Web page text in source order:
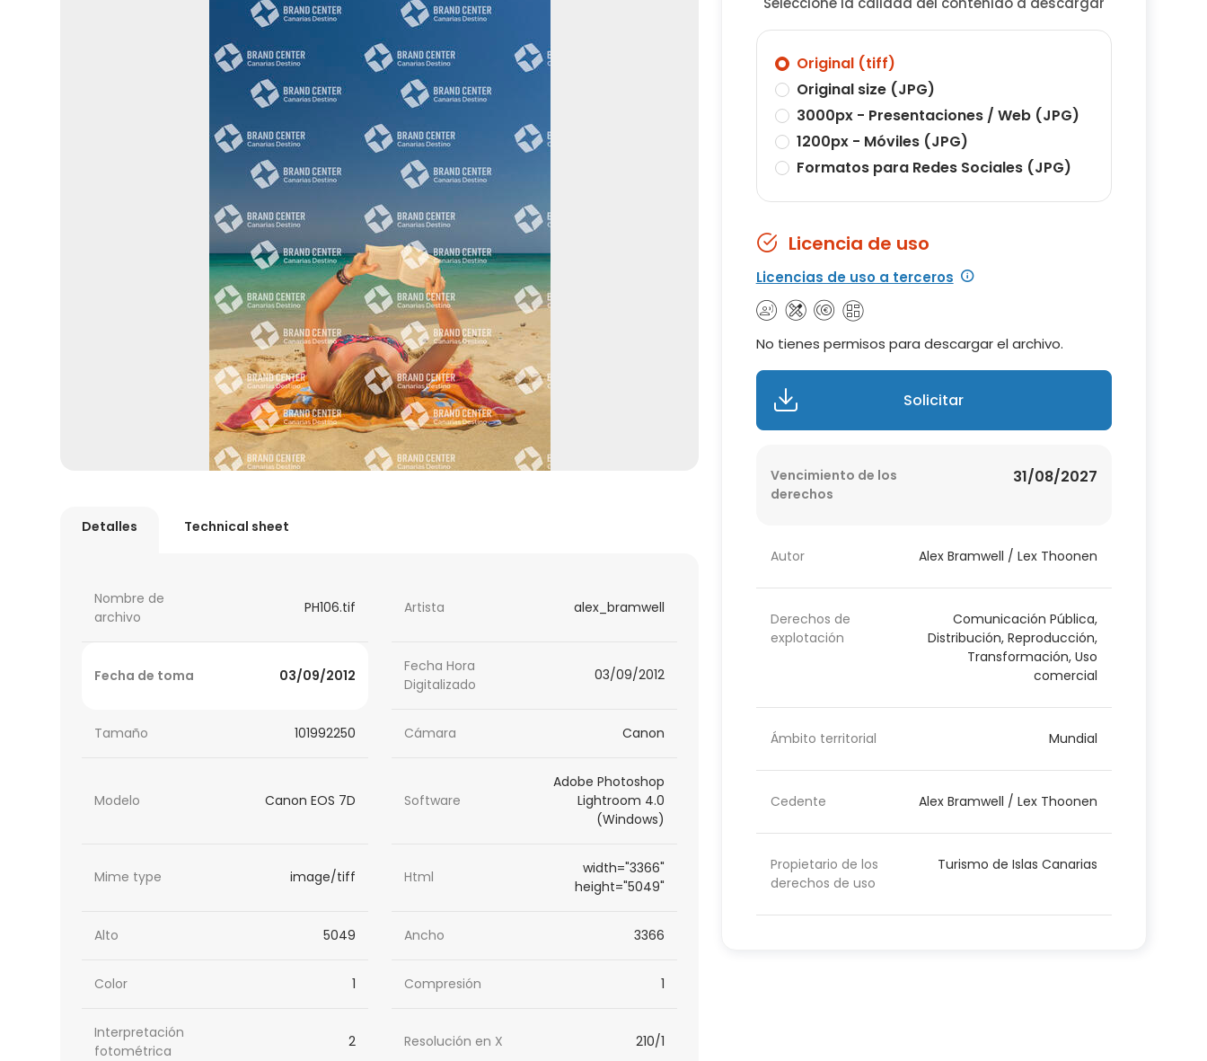
Detalles Technical sheet
Nombre de
archivo
PH106.tif Artista alex_bramwell
Fecha de toma 03/09/2012
Fecha Hora
Digitalizado
03/09/2012
Tamaño 101992250 Cámara Canon
Modelo Canon EOS 7D Software
Adobe Photoshop
Lightroom 4.0
(Windows)
Mime type image/tiff Html
width="3366"
height="5049"
Alto 5049 Ancho 3366
Color 1 Compresión 1
Interpretación
fotométrica
2 Resolución en X 210/1
Original (tiff)
Original size (JPG)
3000px - Presentaciones / Web (JPG)
1200px - Móviles (JPG)
Formatos para Redes Sociales (JPG)
Licencia de uso
Licencias de uso a terceros
No tienes permisos para descargar el archivo.
Solicitar
Vencimiento de los
derechos
31/08/2027
Autor Alex Bramwell / Lex Thoonen
Derechos de
explotación
Comunicación Pública,
Distribución, Reproducción,
Transformación, Uso
comercial
Ámbito territorial Mundial
Cedente Alex Bramwell / Lex Thoonen
Propietario de los
derechos de uso
Turismo de Islas Canarias